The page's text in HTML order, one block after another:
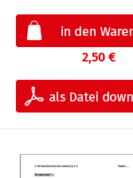
2,50 €